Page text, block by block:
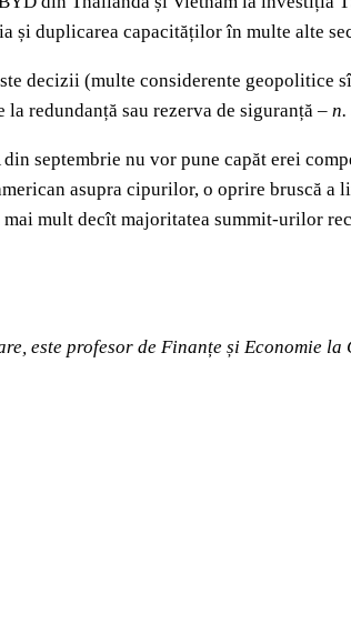
și duplicarea capacităților în multe alte
decizii (multe considerente
redundanță sau rezerva de siguranță – n.
septembrie nu vor pune capăt erei
asupra cipurilor, o oprire bruscă
mult decît majoritatea summit-urilor
este profesor de Finanțe și Economie